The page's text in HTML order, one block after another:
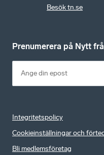
Besök tn.se
Prenumerera på Nytt
Integritetspolicy
Cookieinställningar och
Bli medlemsföretag